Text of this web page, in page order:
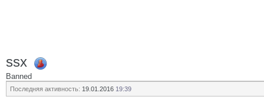
ssx
Banned
Последняя активность: 19.01.2016 19:39